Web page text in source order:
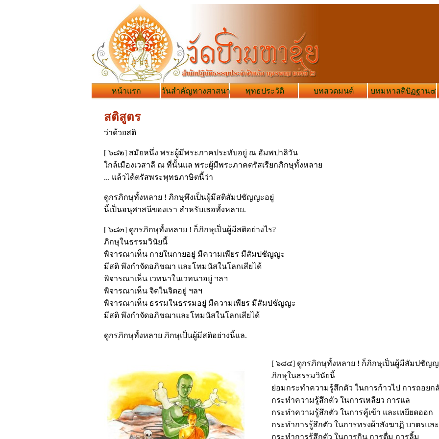
หน้าแรก วันสำคัญทางศาสนา พุทธประวัติ บทสวดมนต์ บทมหาสติปัฏฐาน๔
สติสูตร
ว่าด้วยสติ
[ ๖๘๒] สมัยหนึ่ง พระผู้มีพระภาคประทับอยู่ ณ อัมพปาลิวัน
ใกล้เมืองเวสาลี ณ ที่นั้นแล พระผู้มีพระภาคตรัสเรียกภิกษุทั้งหลาย
... แล้วได้ตรัสพระพุทธภาษิตนี้ว่า
ดูกรภิกษุทั้งหลาย ! ภิกษุพึงเป็นผู้มีสติสัมปชัญญะอยู่
นี้เป็นอนุศาสนีของเรา สำหรับเธอทั้งหลาย.
[ ๖๘๓] ดูกรภิกษุทั้งหลาย ! ก็ภิกษุเป็นผู้มีสติอย่างไร?
ภิกษุในธรรมวินัยนี้
พิจารณาเห็น กายในกายอยู่ มีความเพียร มีสัมปชัญญะ
มีสติ พึงกำจัดอภิชฌา และโทมนัสในโลกเสียได้
พิจารณาเห็น เวทนาในเวทนาอยู่ ฯลฯ
พิจารณาเห็น จิตในจิตอยู่ ฯลฯ
พิจารณาเห็น ธรรมในธรรมอยู่ มีความเพียร มีสัมปชัญญะ
มีสติ พึงกำจัดอภิชฌาและโทมนัสในโลกเสียได้
ดูกรภิกษุทั้งหลาย ภิกษุเป็นผู้มีสติอย่างนี้แล.
[ ๖๘๔] ดูกรภิกษุทั้งหลาย ! ก็ภิกษุเป็นผู้มีสัมปชัญญ
ภิกษุในธรรมวินัยนี้
ย่อมกระทำความรู้สึกตัว ในการก้าวไป การถอยก
กระทำความรู้สึกตัว ในการเหลียว การแล
กระทำความรู้สึกตัว ในการคู้เข้า และเหยียดออก
กระทำการรู้สึกตัว ในการทรงผ้าสังฆาฏิ บาตรแล
กระทำการรู้สึกตัว ในการกิน การดื่ม การลิ้ม